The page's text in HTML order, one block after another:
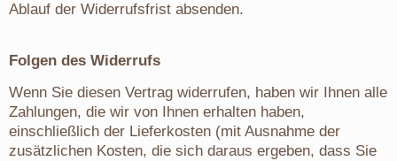
Ablauf der Widerrufsfrist absenden.
Folgen des Widerrufs
Wenn Sie diesen Vertrag widerrufen, haben wir Ihnen alle
Zahlungen, die wir von Ihnen erhalten haben,
einschließlich der Lieferkosten (mit Ausnahme der
zusätzlichen Kosten, die sich daraus ergeben, dass Sie